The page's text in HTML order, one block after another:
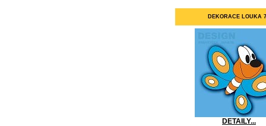
DEKORACE LOUKA
DETAILY...